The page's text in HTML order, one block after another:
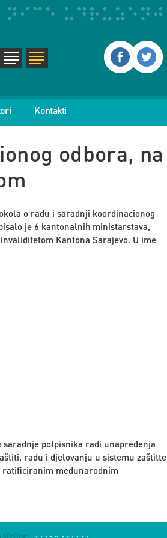
Kontakti
odbora, na
o radu i saradnji koordinacionog
je 6 kantonalnih ministarstava,
Kantona Sarajevo. U ime
potpisnika radi unapređenja
radu i djelovanju u sistemu zaštitte
ratificiranim međunarodnim